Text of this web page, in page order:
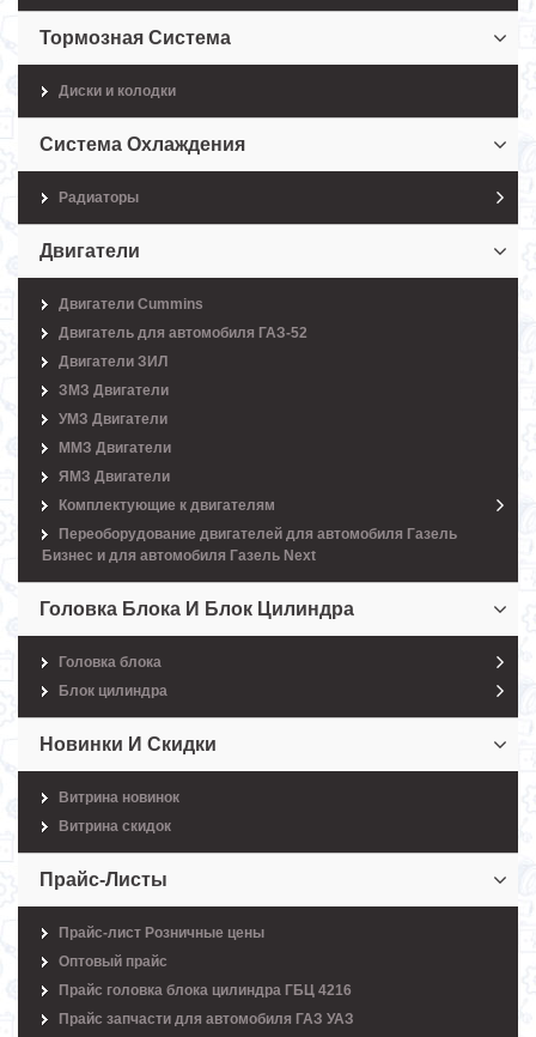
Тормозная Система
Диски и колодки
Система Охлаждения
Радиаторы
Двигатели
Двигатели Cummins
Двигатель для автомобиля ГАЗ-52
Двигатели ЗИЛ
ЗМЗ Двигатели
УМЗ Двигатели
ММЗ Двигатели
ЯМЗ Двигатели
Комплектующие к двигателям
Переоборудование двигателей для автомобиля Газель
Бизнес и для автомобиля Газель Next
Головка Блока И Блок Цилиндра
Головка блока
Блок цилиндра
Новинки И Скидки
Витрина новинок
Витрина скидок
Прайс-Листы
Прайс-лист Розничные цены
Оптовый прайс
Прайс головка блока цилиндра ГБЦ 4216
Прайс запчасти для автомобиля ГАЗ УАЗ